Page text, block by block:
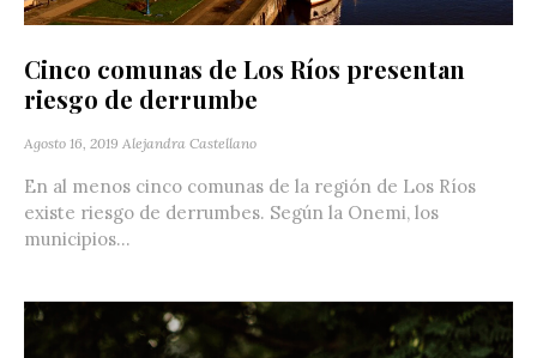
Cinco comunas de Los Ríos presentan
riesgo de derrumbe
Agosto 16, 2019 Alejandra Castellano
En al menos cinco comunas de la región de Los Ríos
existe riesgo de derrumbes. Según la Onemi, los
municipios...